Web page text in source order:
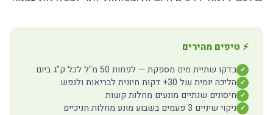
⚡ טיפים מהירים
✓ בדקו שתיית מים מספקת — לפחות 50 מ"ל לכל ק"ג ביום
✓ הליכה יומית של 30+ דקות חיונית לבריאות ולנפש
✓ חיסונים שנתיים מונעים מחלות קשות
✓ ניקוי שיניים 3 פעמים בשבוע מונע מחלות חניכיים